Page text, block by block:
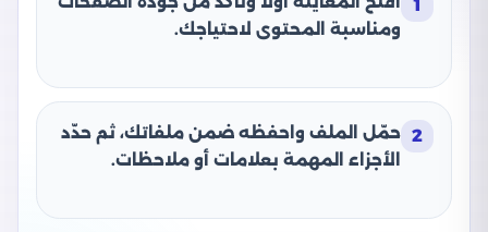
1
ومناسبة المحتوى لاحتياجك.
2 حمّل الملف واحفظه ضمن ملفاتك، ثم حدّد
الأجزاء المهمة بعلامات أو ملاحظات.